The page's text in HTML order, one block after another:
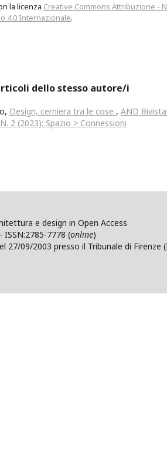
la licenza Creative Commons Attribuzione -
4.0 Internazionale.
dello stesso autore/i
Design, cerniera tra le cose , AND
2 (2023): Spazio > Connessioni
e design in Open Access
ISSN:2785-7778 (online)
27/09/2003 presso il Tribunale di Firenze